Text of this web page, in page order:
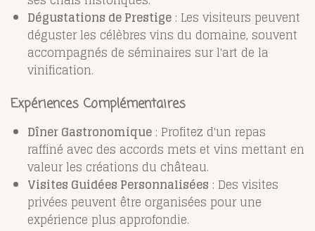
Dégustations de Prestige : Les visiteurs peuvent
déguster les célèbres vins du domaine, souvent
accompagnés de séminaires sur l'art de la
vinification.
Expériences Complémentaires
Dîner Gastronomique : Profitez d'un repas
raffiné avec des accords mets et vins mettant en
valeur les créations du château.
Visites Guidées Personnalisées : Des visites
privées peuvent être organisées pour une
expérience plus approfondie.